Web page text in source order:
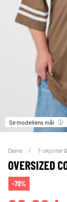
Se modellens mål
Dame T-skjorter
OVERSIZED
-70%